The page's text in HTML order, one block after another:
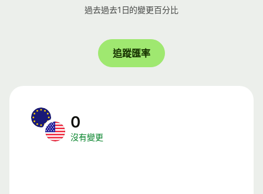
過去過去1日的變更百分比
追蹤匯率
0
沒有變更